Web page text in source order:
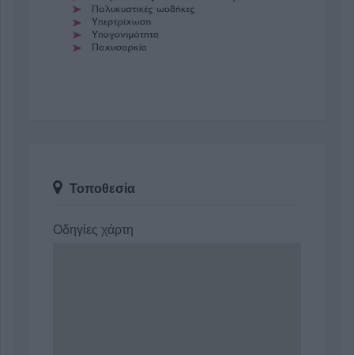
Τοποθεσία
Οδηγίες χάρτη